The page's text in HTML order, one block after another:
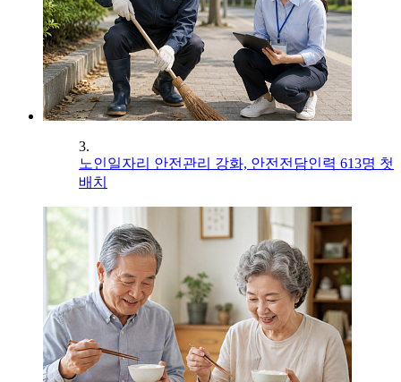
3.
노인일자리 안전관리 강화, 안전전담인력 613명 첫
배치